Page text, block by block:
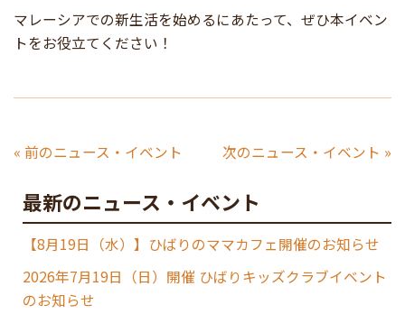
マレーシアでの新生活を始めるにあたって、ぜひ本イベン
トをお役立てください！
« 前のニュース・イベント 次のニュース・イベント »
最新のニュース・イベント
【8月19日（水）】ひばりのママカフェ開催のお知らせ
2026年7月19日（日）開催 ひばりキッズクラブイベント
のお知らせ